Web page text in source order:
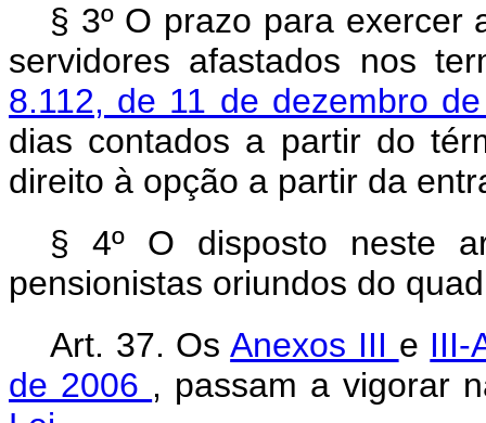
§ 3º O prazo para exercer
servidores afastados nos
8.112, de 11 de dezembro
dias contados a partir do
direito à opção a partir da
§ 4º O disposto neste
pensionistas oriundos do
Art. 37. OsAnexos III e III-
de 2006 , passam a vigorar